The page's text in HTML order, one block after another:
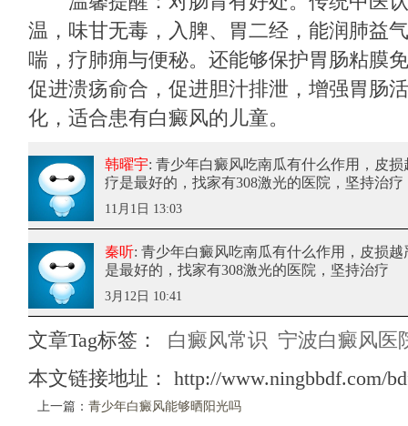
温，味甘无毒，入脾、胃二经，能润肺益
喘，疗肺痈与便秘。还能够保护胃肠粘膜
促进溃疡俞合，促进胆汁排泄，增强胃肠
化，适合患有白癜风的儿童。
韩曜宇: 青少年白癜风吃南瓜有什么作用 ，皮
疗是最好的，找家有308激光的医院，坚持治疗
11月1日 13:03
秦听: 青少年白癜风吃南瓜有什么作用 ，皮损
是最好的，找家有308激光的医院，坚持治疗
3月12日 10:41
文章Tag标签： 白癜风常识 宁波白癜风医
本文链接地址： http://www.ningbbdf.com/
上一篇： 青少年白癜风能够晒阳光吗